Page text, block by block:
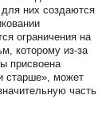
них создаются
ограничения на
которому из-за
присвоена
старше», может
часть